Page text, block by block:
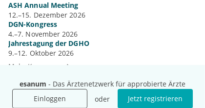
esanum - Das Ärztenetzwerk für approbierte Ärzte
Einloggen
oder Jetzt registrieren
ASH Annual Meeting
12.–15. Dezember 2026
DGN-Kongress
4.–7. November 2026
Jahrestagung der DGHO
9.–12. Oktober 2026
Mehr Kongresse